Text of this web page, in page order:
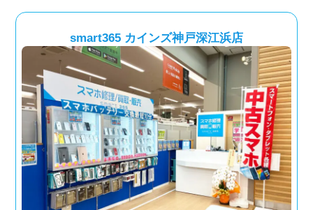
smart365 カインズ神戸深江浜店